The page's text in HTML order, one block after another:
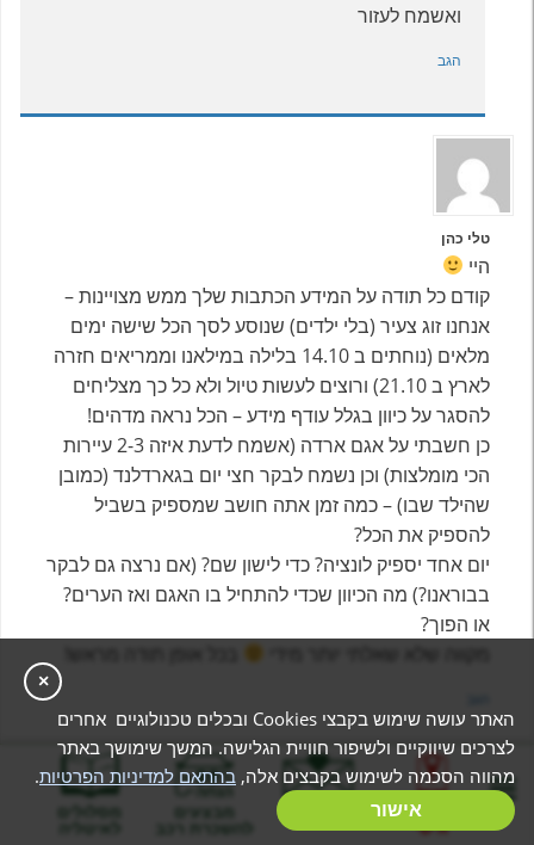
ואשמח לעזור
הגב
טלי כהן
היי
קודם כל תודה על המידע הכתבות שלך ממש מצויינות –
אנחנו זוג צעיר (בלי ילדים) שנוסע לסך הכל שישה ימים
מלאים (נוחתים ב 14.10 בלילה במילאנו וממריאים חזרה
לארץ ב 21.10) ורוצים לעשות טיול ולא כל כך מצליחים
להסגר על כיוון בגלל עודף מידע – הכל נראה מדהים!
כן חשבתי על אגם ארדה (אשמח לדעת איזה 2-3 עיירות
הכי מומלצות) וכן נשמח לבקר חצי יום בגארדלנד (כמובן
שהילד שבו) – כמה זמן אתה חושב שמספיק בשביל
להספיק את הכל?
יום אחד יספיק לונציה? כדי לישון שם? (אם נרצה גם לבקר
בבוראנו?) מה הכיוון שכדי להתחיל בו האגם ואז הערים?
או הפוך?
בניית מסלול
אישי
מבצעים מסלולים
לאיטליה
×
האתר עושה שימוש בקבצי Cookies ובכלים טכנולוגיים אחרים
לצרכים שיווקיים ולשיפור חוויית הגלישה. המשך שימושך באתר
מהווה הסכמה לשימוש בקבצים אלה, בהתאם למדיניות הפרטיות.
אישור